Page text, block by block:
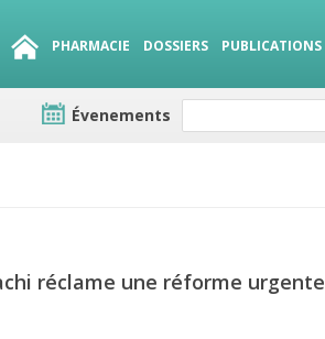
PHARMACIE DOSSIERS PUBLICATIONS
Évenements
réclame une réforme urgente